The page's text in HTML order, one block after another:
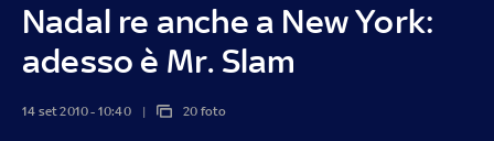
Nadal re anche a New York:
adesso è Mr. Slam
14 set 2010 - 10:40 20 foto